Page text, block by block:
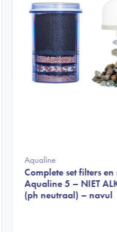
Aqualine
Complete set filters en
Aqualine 5 – NIET
(ph neutraal) – navul